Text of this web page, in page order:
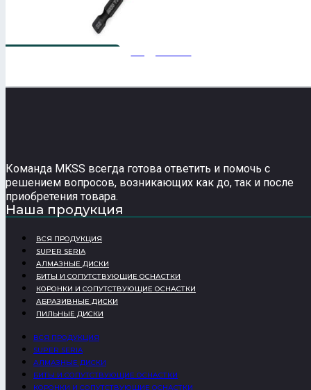
Команда MKSS всегда готова ответить и помочь с
решением вопросов, возникающих как до, так и после
приобретения товара.
Наша продукция
ВСЯ ПРОДУКЦИЯ
SUPER SERIA
АЛМАЗНЫЕ ДИСКИ
БИТЫ И СОПУТСТВУЮЩИЕ ОСНАСТКИ
КОРОНКИ И СОПУТСТВУЮЩИЕ ОСНАСТКИ
АБРАЗИВНЫЕ ДИСКИ
ПИЛЬНЫЕ ДИСКИ
ВСЯ ПРОДУКЦИЯ
SUPER SERIA
АЛМАЗНЫЕ ДИСКИ
БИТЫ И СОПУТСТВУЮЩИЕ ОСНАСТКИ
КОРОНКИ И СОПУТСТВУЮЩИЕ ОСНАСТКИ